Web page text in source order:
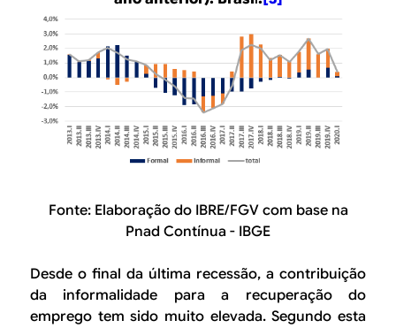
Fonte: Elaboração do IBRE/FGV com base na
Pnad Contínua - IBGE
Desde o final da última recessão, a contribuição
da informalidade para a recuperação do
emprego tem sido muito elevada. Segundo esta